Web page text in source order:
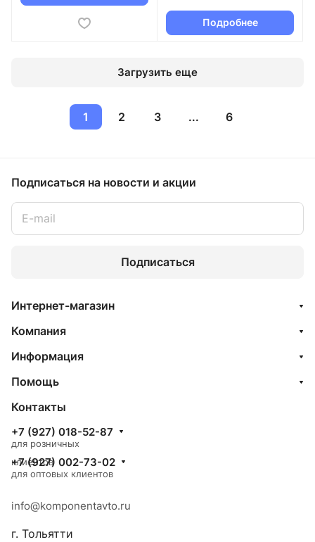
Подробнее
Загрузить еще
1 2 3 ... 6
Подписаться на новости и акции
Подписаться
Интернет-магазин
Компания
Информация
Помощь
Контакты
+7 (927) 018-52-87
для розничных
клиентов
+7 (927) 002-73-02
для оптовых клиентов
info@komponentavto.ru
г. Тольятти